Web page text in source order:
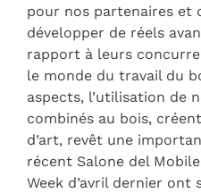
pour nos partenaires et
développer de réels
rapport à leurs
le monde du travail du
aspects, l’utilisation de
combinés au bois,
d’art, revêt une
récent Salone del
Week d’avril dernier